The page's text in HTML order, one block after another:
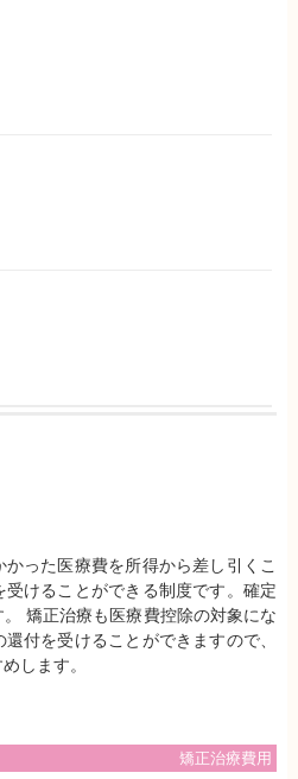
った医療費を所得から差し引くこ
けることができる制度です。確定
矯正治療も医療費控除の対象にな
付を受けることができますので、
します。
矯正治療費用